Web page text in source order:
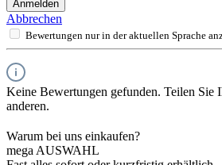
Anmelden
Abbrechen
Bewertungen nur in der aktuellen Sprache
Keine Bewertungen gefunden. Teilen Sie
anderen.
Warum bei uns einkaufen?
mega AUSWAHL